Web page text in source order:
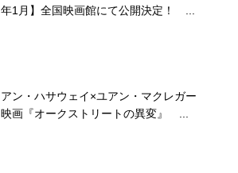
年1月】全国映画館にて公開決定！ ...
アン・ハサウェイ×ユアン・マクレガー
映画『オークストリートの異変』 ...